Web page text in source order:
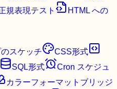
規表現テスト
HTML への
スケッチ
CSS形式
SQL形式
Cron スケジュ
カラーフォーマットブリッジ